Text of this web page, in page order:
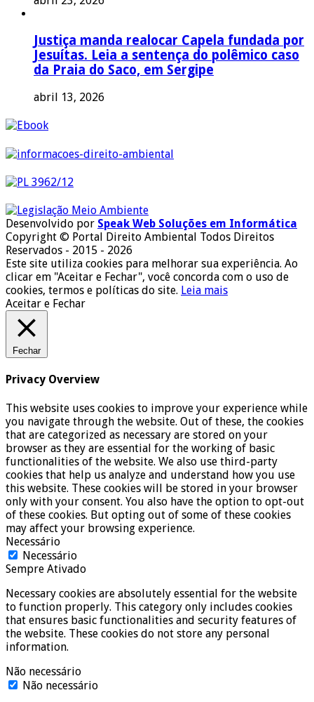
Justiça manda realocar Capela fundada por
Jesuítas. Leia a sentença do polêmico caso
da Praia do Saco, em Sergipe
abril 13, 2026
Desenvolvido por Speak Web Soluções em Informática
Copyright © Portal Direito Ambiental Todos Direitos
Reservados - 2015 - 2026
Este site utiliza cookies para melhorar sua experiência. Ao
clicar em "Aceitar e Fechar", você concorda com o uso de
cookies, termos e políticas do site. Leia mais
Aceitar e Fechar
Fechar
Privacy Overview
This website uses cookies to improve your experience while
you navigate through the website. Out of these, the cookies
that are categorized as necessary are stored on your
browser as they are essential for the working of basic
functionalities of the website. We also use third-party
cookies that help us analyze and understand how you use
this website. These cookies will be stored in your browser
only with your consent. You also have the option to opt-out
of these cookies. But opting out of some of these cookies
may affect your browsing experience.
Necessário
Necessário
Sempre Ativado
Necessary cookies are absolutely essential for the website
to function properly. This category only includes cookies
that ensures basic functionalities and security features of
the website. These cookies do not store any personal
information.
Não necessário
Não necessário